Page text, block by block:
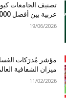
عربية بين أفضل 1000 جامعة في العالم
19/06/2026
ميزان الشفافية
11/02/2026